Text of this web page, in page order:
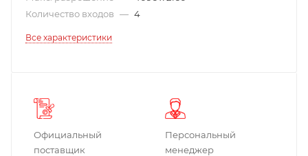
Количество входов — 4
Все характеристики
Официальный
поставщик
Персональный
менеджер